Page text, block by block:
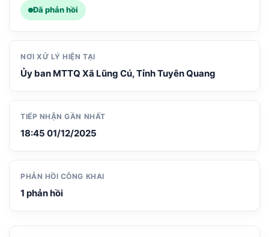
Đã phản hồi
NƠI XỬ LÝ HIỆN TẠI
Ủy ban MTTQ Xã Lũng Cú, Tỉnh Tuyên Quang
TIẾP NHẬN GẦN NHẤT
18:45 01/12/2025
PHẢN HỒI CÔNG KHAI
1 phản hồi